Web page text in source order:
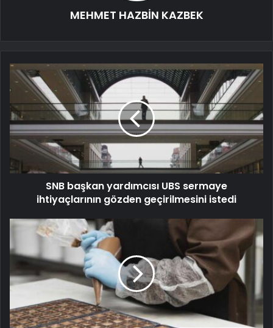
MEHMET HAZBİN KAZBEK
SNB başkan yardımcısı UBS sermaye
ihtiyaçlarının gözden geçirilmesini istedi